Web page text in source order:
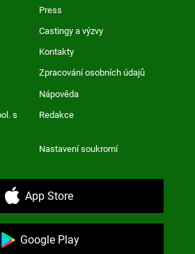
Press
Castingy a výzvy
Kontakty
Zpracování osobních údajů
Nápověda
s
Redakce
Nastavení soukromí
App Store
Google Play